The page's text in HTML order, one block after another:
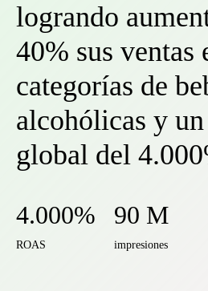
logrando
40% sus ventas
categorías de
alcohólicas y
global del
4.000%
ROAS
90 M
impresiones